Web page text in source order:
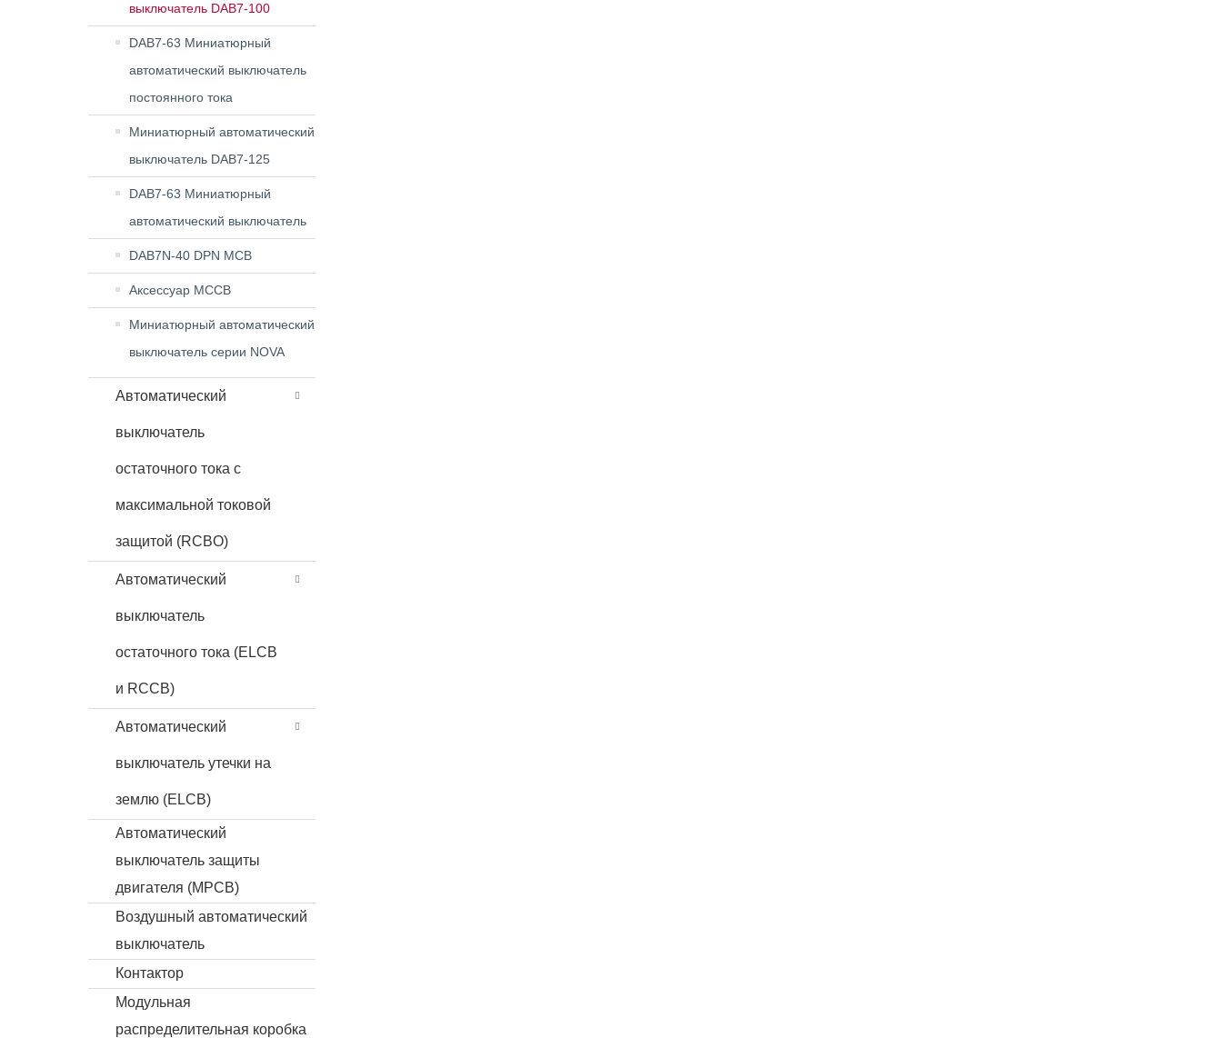
выключатель DAB7-100
DAB7-63 Миниатюрный
автоматический выключатель
постоянного тока
Миниатюрный автоматический
выключатель DAB7-125
DAB7-63 Миниатюрный
автоматический выключатель
DAB7N-40 DPN MCB
Аксессуар MCCB
Миниатюрный автоматический
выключатель серии NOVA
Автоматический
выключатель
остаточного тока с
максимальной токовой
защитой (RCBO)
Автоматический
выключатель
остаточного тока (ELCB
и RCCB)
Автоматический
выключатель утечки на
землю (ELCB)
Автоматический
выключатель защиты
двигателя (MPCB)
Воздушный автоматический
выключатель
Контактор
Модульная
распределительная коробка